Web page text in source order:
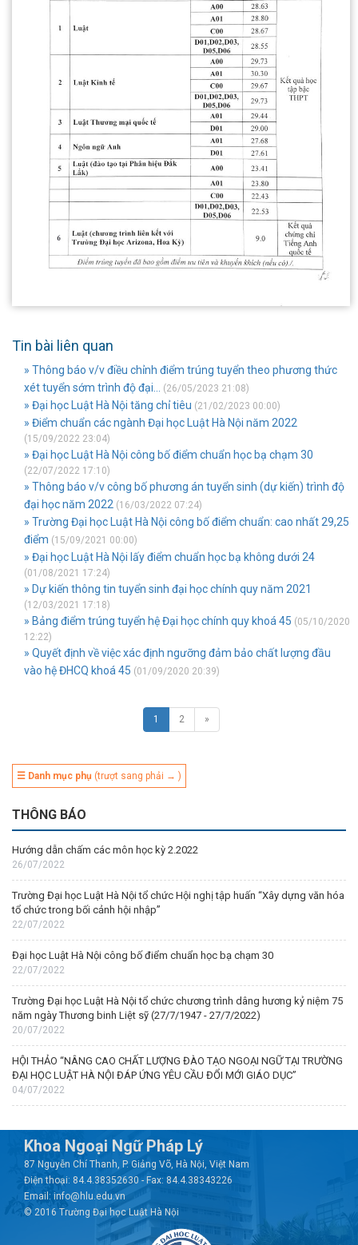
Tin bài liên quan
» Thông báo v/v điều chỉnh điểm trúng tuyển theo phương thức
xét tuyển sớm trình độ đại...
(26/05/2023 21:08)
» Đại học Luật Hà Nội tăng chỉ tiêu (21/02/2023 00:00)
» Điểm chuẩn các ngành Đại học Luật Hà Nội năm 2022
(15/09/2022 23:04)
» Đại học Luật Hà Nội công bố điểm chuẩn học bạ chạm 30
(22/07/2022 17:10)
» Thông báo v/v công bố phương án tuyển sinh (dự kiến) trình độ
đại học năm 2022 (16/03/2022 07:24)
» Trường Đại học Luật Hà Nội công bố điểm chuẩn: cao nhất 29,25
điểm (15/09/2021 00:00)
» Đại học Luật Hà Nội lấy điểm chuẩn học bạ không dưới 24
(01/08/2021 17:24)
» Dự kiến thông tin tuyển sinh đại học chính quy năm 2021
(12/03/2021 17:18)
» Bảng điểm trúng tuyển hệ Đại học chính quy khoá 45 (05/10/2020
12:22)
» Quyết định về việc xác định ngưỡng đảm bảo chất lượng đầu
vào hệ ĐHCQ khoá 45 (01/09/2020 20:39)
1 2 »
☰ Danh mục phụ (trượt sang phải → )
THÔNG BÁO
Hướng dẫn chấm các môn học kỳ 2.2022
26/07/2022
Trường Đại học Luật Hà Nội tổ chức Hội nghị tập huấn “Xây dựng văn hóa
tổ chức trong bối cảnh hội nhập”
22/07/2022
Đại học Luật Hà Nội công bố điểm chuẩn học bạ chạm 30
22/07/2022
Trường Đại học Luật Hà Nội tổ chức chương trình dâng hương kỷ niệm 75
năm ngày Thương binh Liệt sỹ (27/7/1947 - 27/7/2022)
20/07/2022
HỘI THẢO “NÂNG CAO CHẤT LƯỢNG ĐÀO TẠO NGOẠI NGỮ TẠI TRƯỜNG
ĐẠI HỌC LUẬT HÀ NỘI ĐÁP ỨNG YÊU CẦU ĐỔI MỚI GIÁO DỤC”
04/07/2022
Khoa Ngoại Ngữ Pháp Lý
87 Nguyễn Chí Thanh, P. Giảng Võ, Hà Nội, Việt Nam
Điện thoại: 84.4.38352630 - Fax: 84.4.38343226
Email: info@hlu.edu.vn
© 2016 Trường Đại học Luật Hà Nội